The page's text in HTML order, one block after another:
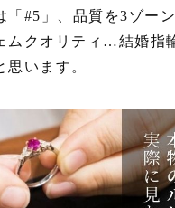
#5」、品質を3ゾー
ムクオリティ…結婚指
います。